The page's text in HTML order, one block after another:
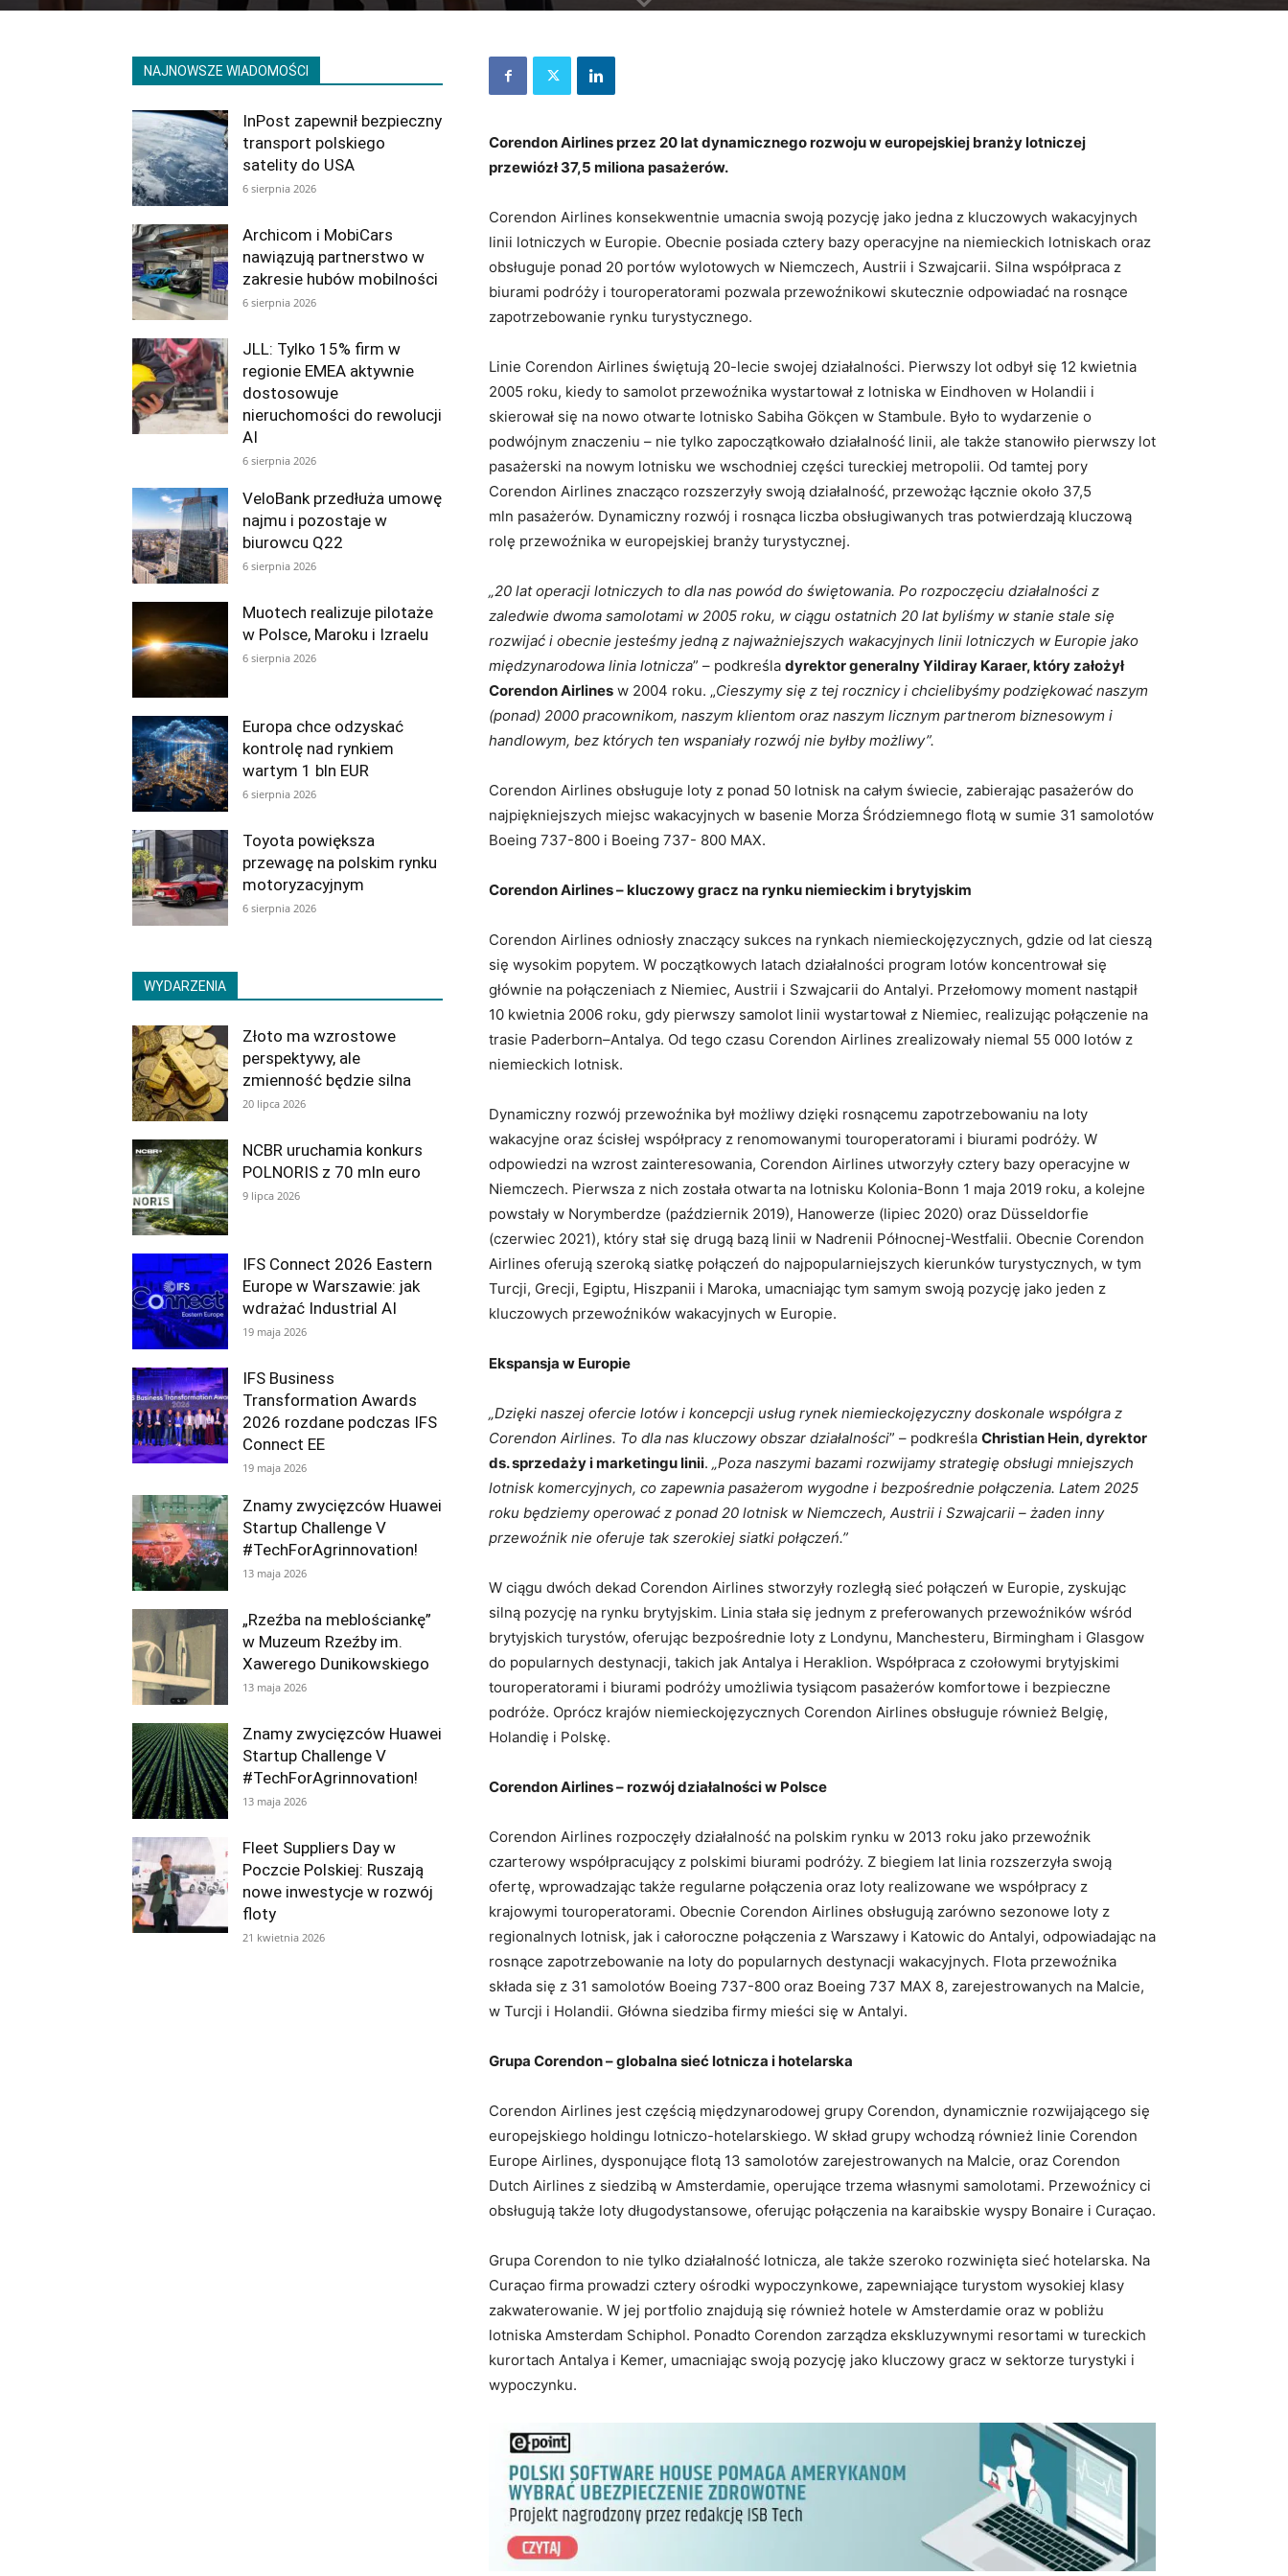
Corendon Airlines przez 20 lat dynamicznego rozwoju w europejskiej branży lotniczej
przewiózł 37,5 miliona pasażerów.
Corendon Airlines konsekwentnie umacnia swoją pozycję jako jedna z kluczowych wakacyjnych
linii lotniczych w Europie. Obecnie posiada cztery bazy operacyjne na niemieckich lotniskach oraz
obsługuje ponad 20 portów wylotowych w Niemczech, Austrii i Szwajcarii. Silna współpraca z
biurami podróży i touroperatorami pozwala przewoźnikowi skutecznie odpowiadać na rosnące
zapotrzebowanie rynku turystycznego.
Linie Corendon Airlines świętują 20-lecie swojej działalności. Pierwszy lot odbył się 12 kwietnia
2005 roku, kiedy to samolot przewoźnika wystartował z lotniska w Eindhoven w Holandii i
skierował się na nowo otwarte lotnisko Sabiha Gökçen w Stambule. Było to wydarzenie o
podwójnym znaczeniu – nie tylko zapoczątkowało działalność linii, ale także stanowiło pierwszy lot
pasażerski na nowym lotnisku we wschodniej części tureckiej metropolii. Od tamtej pory
Corendon Airlines znacząco rozszerzyły swoją działalność, przewożąc łącznie około 37,5
mln pasażerów. Dynamiczny rozwój i rosnąca liczba obsługiwanych tras potwierdzają kluczową
rolę przewoźnika w europejskiej branży turystycznej.
„20 lat operacji lotniczych to dla nas powód do świętowania. Po rozpoczęciu działalności z
zaledwie dwoma samolotami w 2005 roku, w ciągu ostatnich 20 lat byliśmy w stanie stale się
rozwijać i obecnie jesteśmy jedną z najważniejszych wakacyjnych linii lotniczych w Europie jako
międzynarodowa linia lotnicza” – podkreśla dyrektor generalny Yildiray Karaer, który założył
Corendon Airlines w 2004 roku. „Cieszymy się z tej rocznicy i chcielibyśmy podziękować naszym
(ponad) 2000 pracownikom, naszym klientom oraz naszym licznym partnerom biznesowym i
handlowym, bez których ten wspaniały rozwój nie byłby możliwy”.
Corendon Airlines obsługuje loty z ponad 50 lotnisk na całym świecie, zabierając pasażerów do
najpiękniejszych miejsc wakacyjnych w basenie Morza Śródziemnego flotą w sumie 31 samolotów
Boeing 737-800 i Boeing 737- 800 MAX.
Corendon Airlines – kluczowy gracz na rynku niemieckim i brytyjskim
Corendon Airlines odniosły znaczący sukces na rynkach niemieckojęzycznych, gdzie od lat cieszą
się wysokim popytem. W początkowych latach działalności program lotów koncentrował się
głównie na połączeniach z Niemiec, Austrii i Szwajcarii do Antalyi. Przełomowy moment nastąpił
10 kwietnia 2006 roku, gdy pierwszy samolot linii wystartował z Niemiec, realizując połączenie na
trasie Paderborn–Antalya. Od tego czasu Corendon Airlines zrealizowały niemal 55 000 lotów z
niemieckich lotnisk.
Dynamiczny rozwój przewoźnika był możliwy dzięki rosnącemu zapotrzebowaniu na loty
wakacyjne oraz ścisłej współpracy z renomowanymi touroperatorami i biurami podróży. W
odpowiedzi na wzrost zainteresowania, Corendon Airlines utworzyły cztery bazy operacyjne w
Niemczech. Pierwsza z nich została otwarta na lotnisku Kolonia-Bonn 1 maja 2019 roku, a kolejne
powstały w Norymberdze (październik 2019), Hanowerze (lipiec 2020) oraz Düsseldorfie
(czerwiec 2021), który stał się drugą bazą linii w Nadrenii Północnej-Westfalii. Obecnie Corendon
Airlines oferują szeroką siatkę połączeń do najpopularniejszych kierunków turystycznych, w tym
Turcji, Grecji, Egiptu, Hiszpanii i Maroka, umacniając tym samym swoją pozycję jako jeden z
kluczowych przewoźników wakacyjnych w Europie.
Ekspansja w Europie
„Dzięki naszej ofercie lotów i koncepcji usług rynek niemieckojęzyczny doskonale współgra z
Corendon Airlines. To dla nas kluczowy obszar działalności” – podkreśla Christian Hein, dyrektor
ds. sprzedaży i marketingu linii. „Poza naszymi bazami rozwijamy strategię obsługi mniejszych
lotnisk komercyjnych, co zapewnia pasażerom wygodne i bezpośrednie połączenia. Latem 2025
roku będziemy operować z ponad 20 lotnisk w Niemczech, Austrii i Szwajcarii – żaden inny
przewoźnik nie oferuje tak szerokiej siatki połączeń.”
W ciągu dwóch dekad Corendon Airlines stworzyły rozległą sieć połączeń w Europie, zyskując
silną pozycję na rynku brytyjskim. Linia stała się jednym z preferowanych przewoźników wśród
brytyjskich turystów, oferując bezpośrednie loty z Londynu, Manchesteru, Birmingham i Glasgow
do popularnych destynacji, takich jak Antalya i Heraklion. Współpraca z czołowymi brytyjskimi
touroperatorami i biurami podróży umożliwia tysiącom pasażerów komfortowe i bezpieczne
podróże. Oprócz krajów niemieckojęzycznych Corendon Airlines obsługuje również Belgię,
Holandię i Polskę.
Corendon Airlines – rozwój działalności w Polsce
Corendon Airlines rozpoczęły działalność na polskim rynku w 2013 roku jako przewoźnik
czarterowy współpracujący z polskimi biurami podróży. Z biegiem lat linia rozszerzyła swoją
ofertę, wprowadzając także regularne połączenia oraz loty realizowane we współpracy z
krajowymi touroperatorami. Obecnie Corendon Airlines obsługują zarówno sezonowe loty z
regionalnych lotnisk, jak i całoroczne połączenia z Warszawy i Katowic do Antalyi, odpowiadając na
rosnące zapotrzebowanie na loty do popularnych destynacji wakacyjnych. Flota przewoźnika
składa się z 31 samolotów Boeing 737-800 oraz Boeing 737 MAX 8, zarejestrowanych na Malcie,
w Turcji i Holandii. Główna siedziba firmy mieści się w Antalyi.
Grupa Corendon – globalna sieć lotnicza i hotelarska
Corendon Airlines jest częścią międzynarodowej grupy Corendon, dynamicznie rozwijającego się
europejskiego holdingu lotniczo-hotelarskiego. W skład grupy wchodzą również linie Corendon
Europe Airlines, dysponujące flotą 13 samolotów zarejestrowanych na Malcie, oraz Corendon
Dutch Airlines z siedzibą w Amsterdamie, operujące trzema własnymi samolotami. Przewoźnicy ci
obsługują także loty długodystansowe, oferując połączenia na karaibskie wyspy Bonaire i Curaçao.
Grupa Corendon to nie tylko działalność lotnicza, ale także szeroko rozwinięta sieć hotelarska. Na
Curaçao firma prowadzi cztery ośrodki wypoczynkowe, zapewniające turystom wysokiej klasy
zakwaterowanie. W jej portfolio znajdują się również hotele w Amsterdamie oraz w pobliżu
lotniska Amsterdam Schiphol. Ponadto Corendon zarządza ekskluzywnymi resortami w tureckich
kurortach Antalya i Kemer, umacniając swoją pozycję jako kluczowy gracz w sektorze turystyki i
wypoczynku.
NAJNOWSZE WIADOMOŚCI
InPost zapewnił bezpieczny
transport polskiego
satelity do USA
6 sierpnia 2026
Archicom i MobiCars
nawiązują partnerstwo w
zakresie hubów mobilności
6 sierpnia 2026
JLL: Tylko 15% firm w
regionie EMEA aktywnie
dostosowuje
nieruchomości do rewolucji
AI
6 sierpnia 2026
VeloBank przedłuża umowę
najmu i pozostaje w
biurowcu Q22
6 sierpnia 2026
Muotech realizuje pilotaże
w Polsce, Maroku i Izraelu
6 sierpnia 2026
Europa chce odzyskać
kontrolę nad rynkiem
wartym 1 bln EUR
6 sierpnia 2026
Toyota powiększa
przewagę na polskim rynku
motoryzacyjnym
6 sierpnia 2026
WYDARZENIA
Złoto ma wzrostowe
perspektywy, ale
zmienność będzie silna
20 lipca 2026
NCBR uruchamia konkurs
POLNORIS z 70 mln euro
9 lipca 2026
IFS Connect 2026 Eastern
Europe w Warszawie: jak
wdrażać Industrial AI
19 maja 2026
IFS Business
Transformation Awards
2026 rozdane podczas IFS
Connect EE
19 maja 2026
Znamy zwycięzców Huawei
Startup Challenge V
#TechForAgrinnovation!
13 maja 2026
„Rzeźba na meblościankę”
w Muzeum Rzeźby im.
Xawerego Dunikowskiego
13 maja 2026
Znamy zwycięzców Huawei
Startup Challenge V
#TechForAgrinnovation!
13 maja 2026
Fleet Suppliers Day w
Poczcie Polskiej: Ruszają
nowe inwestycje w rozwój
floty
21 kwietnia 2026